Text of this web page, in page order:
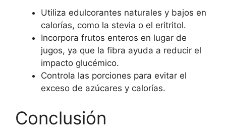
Utiliza edulcorantes naturales y bajos en
calorías, como la stevia o el eritritol.
Incorpora frutos enteros en lugar de
jugos, ya que la fibra ayuda a reducir el
impacto glucémico.
Controla las porciones para evitar el
exceso de azúcares y calorías.
Conclusión